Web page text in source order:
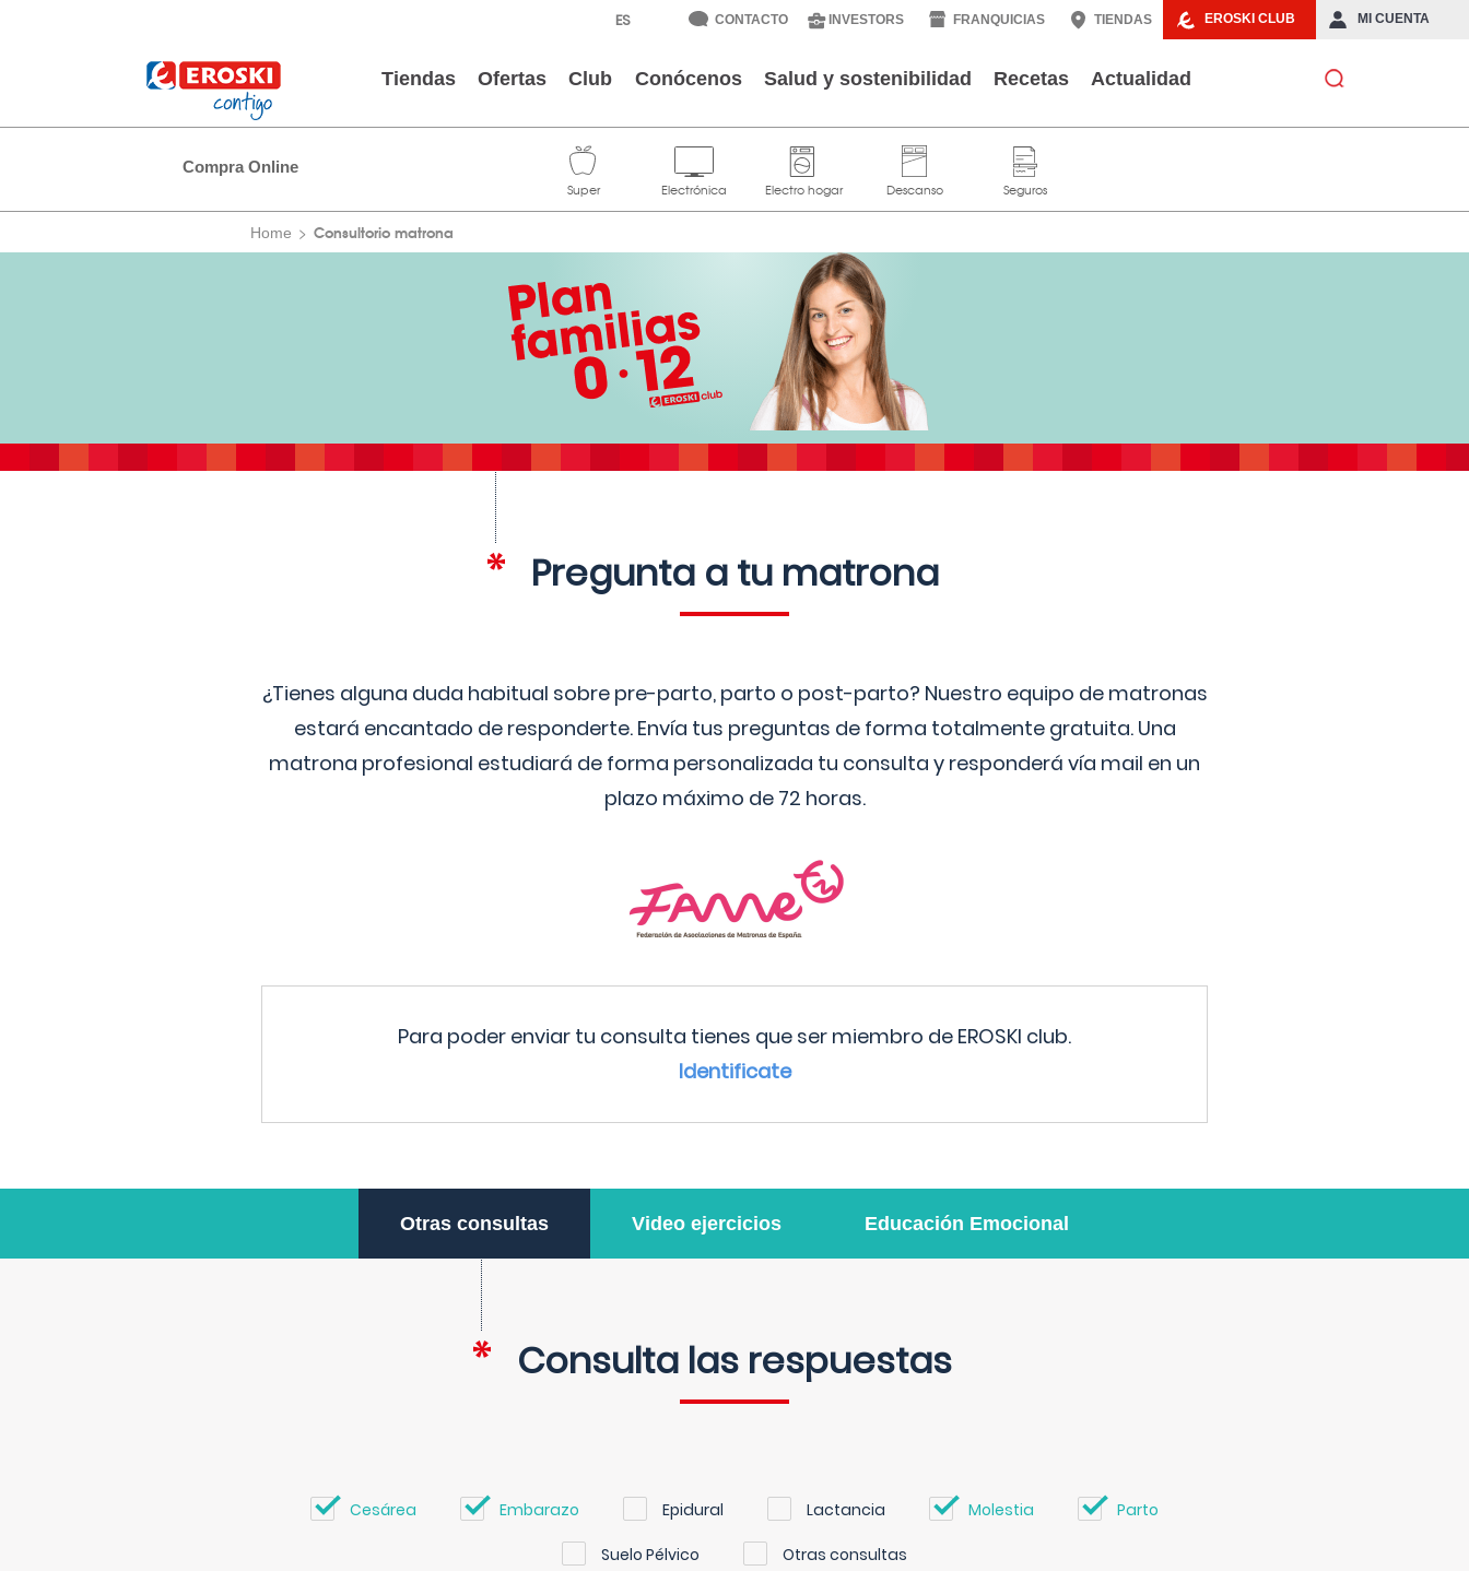
EROSKI CLUB MI CUENTA
CONTACTO INVESTORS FRANQUICIAS TIENDAS
Tiendas Ofertas Club Conócenos Salud y sostenibilidad Recetas Actualidad
Compra Online
Home Consultorio matrona
Pregunta a tu matrona
¿Tienes alguna duda habitual sobre pre-parto, parto o post-parto? Nuestro equipo de matronas
estará encantado de responderte. Envía tus preguntas de forma totalmente gratuita. Una
matrona profesional estudiará de forma personalizada tu consulta y responderá vía mail en un
plazo máximo de 72 horas.
Para poder enviar tu consulta tienes que ser miembro de EROSKI club.
Identificate
Otras consultas Video ejercicios Educación Emocional
Consulta las respuestas
Cesárea Embarazo Epidural Lactancia Molestia Parto
Suelo Pélvico Otras consultas